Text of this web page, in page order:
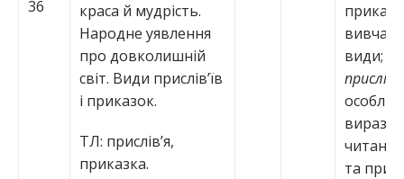
36
краса й мудрість.
Народне уявлення
про довколишній
світ. Види прислів’їв
і приказок.
ТЛ: прислів’я,
приказка.
види;
читання
та